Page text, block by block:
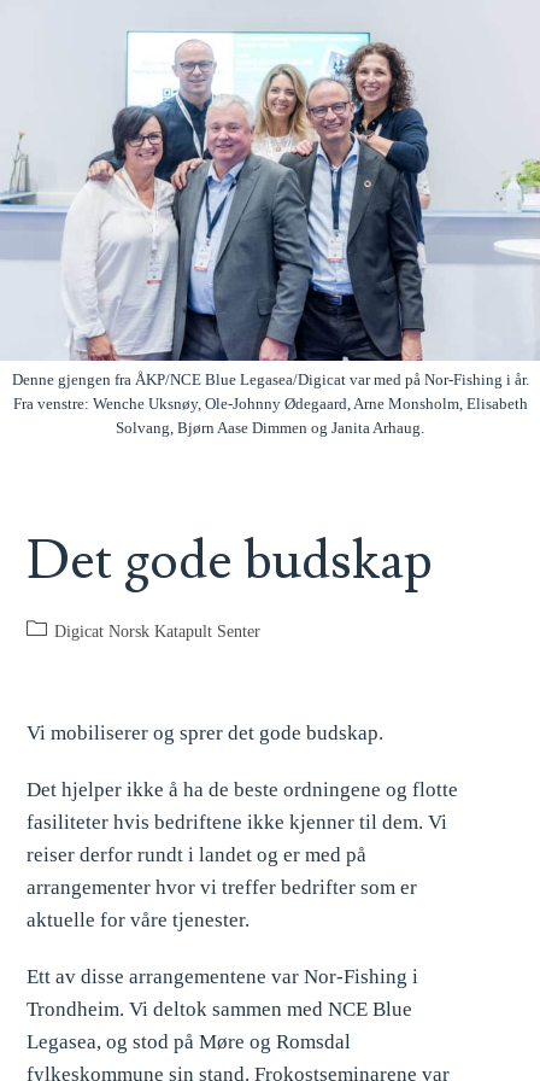
Denne gjengen fra ÅKP/NCE Blue Legasea/Digicat var med på Nor-Fishing i år.
Fra venstre: Wenche Uksnøy, Ole-Johnny Ødegaard, Arne Monsholm, Elisabeth
Solvang, Bjørn Aase Dimmen og Janita Arhaug.
Det gode budskap
Digicat Norsk Katapult Senter
Vi mobiliserer og sprer det gode budskap.
Det hjelper ikke å ha de beste ordningene og flotte
fasiliteter hvis bedriftene ikke kjenner til dem. Vi
reiser derfor rundt i landet og er med på
arrangementer hvor vi treffer bedrifter som er
aktuelle for våre tjenester.
Ett av disse arrangementene var Nor-Fishing i
Trondheim. Vi deltok sammen med NCE Blue
Legasea, og stod på Møre og Romsdal
fylkeskommune sin stand. Frokostseminarene var